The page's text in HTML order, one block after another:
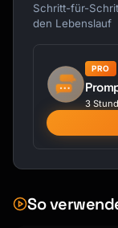
Schritt-für-
den Lebenslauf
PRO
3
So